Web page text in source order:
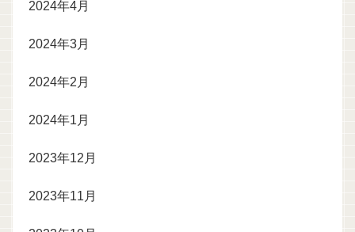
2024年4月
2024年3月
2024年2月
2024年1月
2023年12月
2023年11月